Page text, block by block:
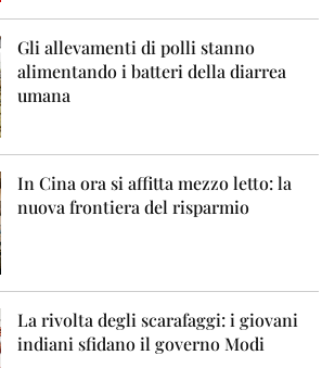
Gli allevamenti di polli stanno
alimentando i batteri della diarrea
umana
In Cina ora si affitta mezzo letto: la
nuova frontiera del risparmio
La rivolta degli scarafaggi: i giovani
indiani sfidano il governo Modi